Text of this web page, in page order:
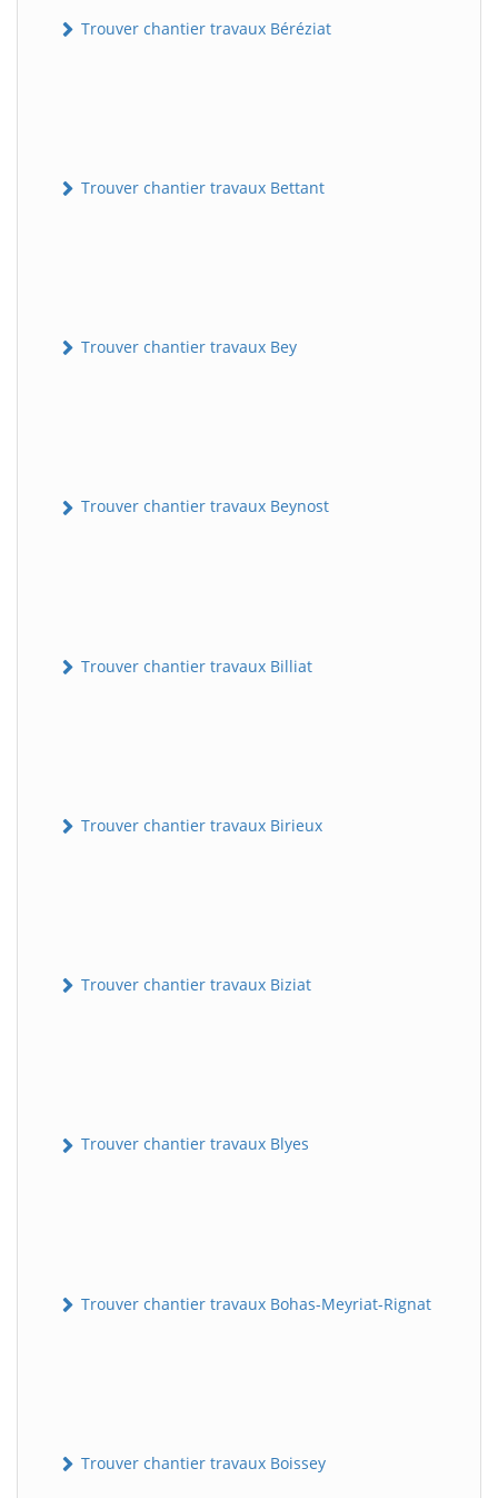
Trouver chantier travaux Béréziat
Trouver chantier travaux Bettant
Trouver chantier travaux Bey
Trouver chantier travaux Beynost
Trouver chantier travaux Billiat
Trouver chantier travaux Birieux
Trouver chantier travaux Biziat
Trouver chantier travaux Blyes
Trouver chantier travaux Bohas-Meyriat-Rignat
Trouver chantier travaux Boissey